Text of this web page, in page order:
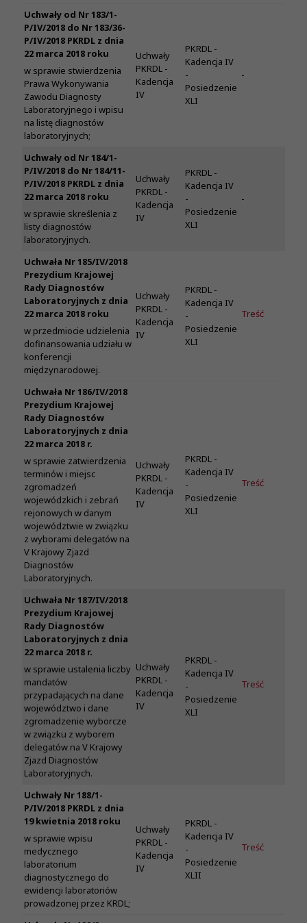
Uchwały od Nr 183/1-
P/IV/2018 do Nr 183/36-
P/IV/2018 PKRDL z dnia
22 marca 2018 roku
w sprawie stwierdzenia
Prawa Wykonywania
Zawodu Diagnosty
Laboratoryjnego i wpisu
na listę diagnostów
laboratoryjnych;
Uchwały
PKRDL -
Kadencja
IV
PKRDL -
Kadencja IV
-
Posiedzenie
XLI
-
Uchwały od Nr 184/1-
P/IV/2018 do Nr 184/11-
P/IV/2018 PKRDL z dnia
22 marca 2018 roku
w sprawie skreślenia z
listy diagnostów
laboratoryjnych.
Uchwały
PKRDL -
Kadencja
IV
PKRDL -
Kadencja IV
-
Posiedzenie
XLI
-
Uchwała Nr 185/IV/2018
Prezydium Krajowej
Rady Diagnostów
Laboratoryjnych z dnia
22 marca 2018 roku
w przedmiocie udzielenia
dofinansowania udziału w
konferencji
międzynarodowej.
Uchwały
PKRDL -
Kadencja
IV
PKRDL -
Kadencja IV
-
Posiedzenie
XLI
Treść
Uchwała Nr 186/IV/2018
Prezydium Krajowej
Rady Diagnostów
Laboratoryjnych z dnia
22 marca 2018 r.
w sprawie zatwierdzenia
terminów i miejsc
zgromadzeń
wojewódzkich i zebrań
rejonowych w danym
województwie w związku
z wyborami delegatów na
V Krajowy Zjazd
Diagnostów
Laboratoryjnych.
Uchwały
PKRDL -
Kadencja
IV
PKRDL -
Kadencja IV
-
Posiedzenie
XLI
Treść
Uchwała Nr 187/IV/2018
Prezydium Krajowej
Rady Diagnostów
Laboratoryjnych z dnia
22 marca 2018 r.
w sprawie ustalenia liczby
mandatów
przypadających na dane
województwo i dane
zgromadzenie wyborcze
w związku z wyborem
delegatów na V Krajowy
Zjazd Diagnostów
Laboratoryjnych.
Uchwały
PKRDL -
Kadencja
IV
PKRDL -
Kadencja IV
-
Posiedzenie
XLI
Treść
Uchwały Nr 188/1-
P/IV/2018 PKRDL z dnia
19 kwietnia 2018 roku
w sprawie wpisu
medycznego
laboratorium
diagnostycznego do
ewidencji laboratoriów
prowadzonej przez KRDL;
Uchwały
PKRDL -
Kadencja
IV
PKRDL -
Kadencja IV
-
Posiedzenie
XLII
Treść